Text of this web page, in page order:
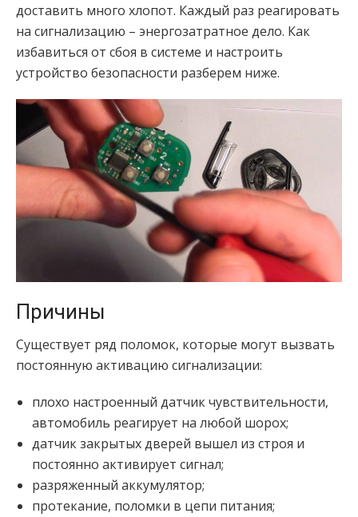
доставить много хлопот. Каждый раз реагировать
на сигнализацию – энергозатратное дело. Как
избавиться от сбоя в системе и настроить
устройство безопасности разберем ниже.
Причины
Существует ряд поломок, которые могут вызвать
постоянную активацию сигнализации:
плохо настроенный датчик чувствительности,
автомобиль реагирует на любой шорох;
датчик закрытых дверей вышел из строя и
постоянно активирует сигнал;
разряженный аккумулятор;
протекание, поломки в цепи питания;